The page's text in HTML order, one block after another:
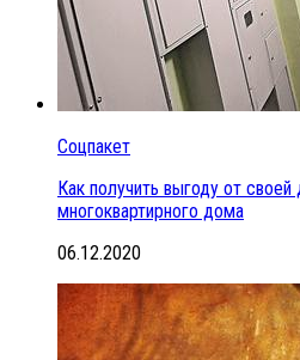
Соцпакет
Как получить выгоду от
многоквартирного дома
06.12.2020